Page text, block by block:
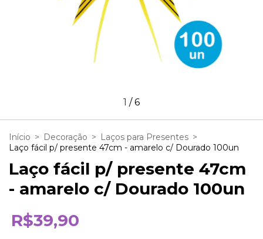
1 /6
Início > Decoração > Laços para Presentes >
Laço fácil p/ presente 47cm - amarelo c/ Dourado 100un
Laço fácil p/ presente 47cm
- amarelo c/ Dourado 100un
R$39,90